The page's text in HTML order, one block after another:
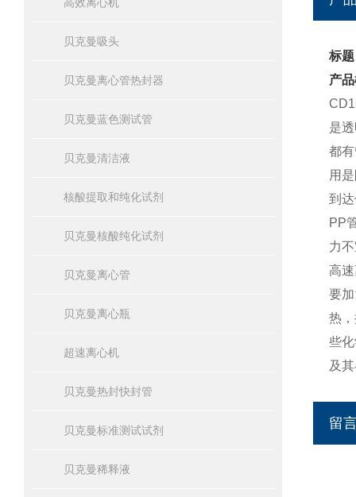
贝克曼吸头
贝克曼离心管热封器
贝克曼蓝色测试管
贝克曼清洁液
核酸提取和纯化试剂
贝克曼核酸纯化试剂
贝克曼离心管
贝克曼离心瓶
超速离心机
贝克曼热封快封管
贝克曼标准测试试剂
贝克曼稀释液
标
产
是
都
用
到
PP
力
高
要
热
些
及
留